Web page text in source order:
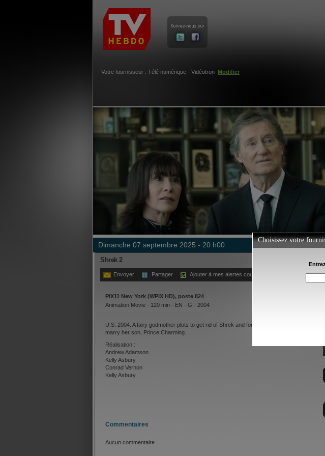
Votre fournisseur : Télé numérique - Vidéotron Modifier
dimanche 07 septembre 2025 - 20 h00
Shrek 2
Envoyer Partager Ajouter à mes alertes courriel
PIX11 New York (WPIX HD), poste 824
Animation Movie - 120 min - EN - G - 2004
U.S. 2004. A fairy godmother plots to get rid of Shrek and force Princess Fiona to
marry her son, Prince Charming.
Réalisation :
Andrew Adamson
Kelly Asbury
Conrad Vernon
Kelly Asbury
Commentaires
Aucun commentaire